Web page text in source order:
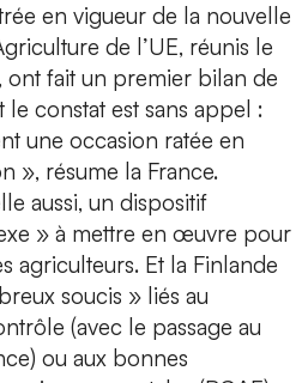
en vigueur de la nouvelle
de l’UE, réunis le
fait un premier bilan de
constat est sans appel :
une occasion ratée en
», résume la France.
aussi, un dispositif
» à mettre en œuvre pour
agriculteurs. Et la Finlande
soucis » liés au
(avec le passage au
ou aux bonnes